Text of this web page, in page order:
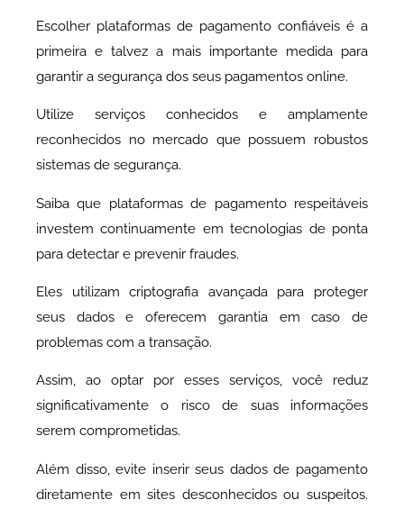
Escolher plataformas de pagamento confiáveis é a
primeira e talvez a mais importante medida para
garantir a segurança dos seus pagamentos online.
Utilize serviços conhecidos e amplamente
reconhecidos no mercado que possuem robustos
sistemas de segurança.
Saiba que plataformas de pagamento respeitáveis
investem continuamente em tecnologias de ponta
para detectar e prevenir fraudes.
Eles utilizam criptografia avançada para proteger
seus dados e oferecem garantia em caso de
problemas com a transação.
Assim, ao optar por esses serviços, você reduz
significativamente o risco de suas informações
serem comprometidas.
Além disso, evite inserir seus dados de pagamento
diretamente em sites desconhecidos ou suspeitos.